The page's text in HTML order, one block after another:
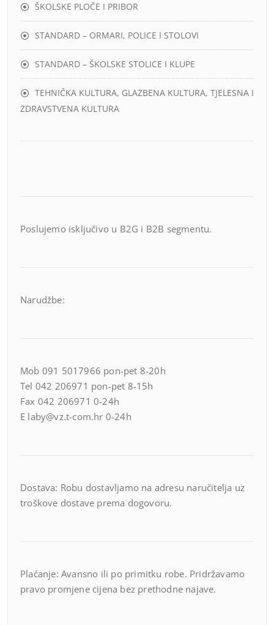
ŠKOLSKE PLOČE I PRIBOR
STANDARD – ORMARI, POLICE I STOLOVI
STANDARD – ŠKOLSKE STOLICE I KLUPE
TEHNIČKA KULTURA, GLAZBENA KULTURA, TJELESNA I
ZDRAVSTVENA KULTURA
Poslujemo isključivo u B2G i B2B segmentu.
Narudžbe:
Mob 091 5017966 pon-pet 8-20h
Tel 042 206971 pon-pet 8-15h
Fax 042 206971 0-24h
E laby@vz.t-com.hr 0-24h
Dostava: Robu dostavljamo na adresu naručitelja uz
troškove dostave prema dogovoru.
Plaćanje: Avansno ili po primitku robe. Pridržavamo
pravo promjene cijena bez prethodne najave.